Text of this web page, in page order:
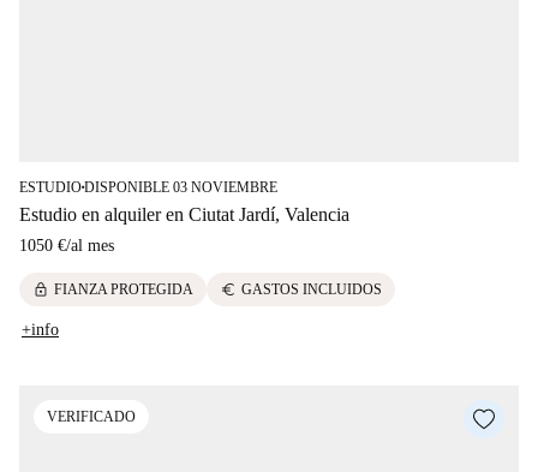
ESTUDIO■DISPONIBLE 03 NOVIEMBRE
Estudio en alquiler en Ciutat Jardí, Valencia
1050 €/al mes
lock FIANZA PROTEGIDA euro GASTOS INCLUIDOS
+info
VERIFICADO